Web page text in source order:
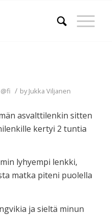
/ byJukka Viljanen
asvalttilenkin sitten
kertyi 2 tuntia
lyhyempi lenkki,
matka piteni puolella
ja sieltä minun